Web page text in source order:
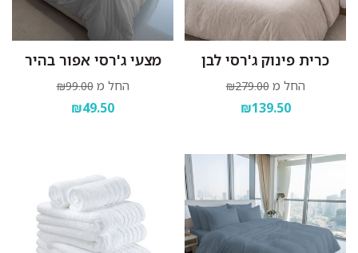
כרית פינוק ג'רסי לבן
החל מ ₪279.00
₪139.50
מצעי ג'רסי אפור בהיר
החל מ ₪99.00
₪49.50